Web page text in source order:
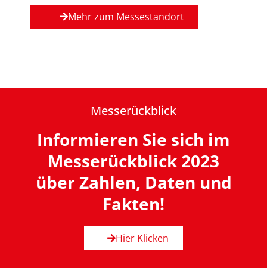
Mehr zum Messestandort
Messerückblick
Informieren Sie sich im
Messerückblick 2023
über Zahlen, Daten und
Fakten!
Hier Klicken